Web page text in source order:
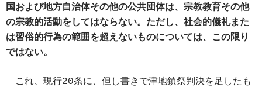
国および地方自治体その他の公共団体は、宗教教育その他
の宗教的活動をしてはならない。ただし、社会的儀礼また
は習俗的行為の範囲を超えないものについては、この限り
ではない。
これ、現行20条に、但し書きで津地鎮祭判決を足したも